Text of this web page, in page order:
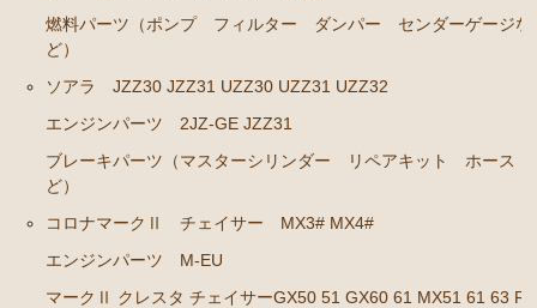
エンジンパーツ 1G-GEU前期 1984年8月～1986年8
月迄
エンジンパーツ 1G-GEU後期 1986年8月～1988年8
月迄
エンジンパーツ 1G-EU
エンジンパーツ（マウント 他）
燃料パーツ（ポンプ フィルター ダンパー センダーゲージな
ど）
ソアラ JZZ30 JZZ31 UZZ30 UZZ31 UZZ32
エンジンパーツ 2JZ-GE JZZ31
ブレーキパーツ（マスターシリンダー リペアキット ホース
ど）
コロナマークⅡ チェイサー MX3# MX4#
エンジンパーツ M-EU
マークⅡ クレスタ チェイサーGX50 51 GX60 61 MX51 61 63